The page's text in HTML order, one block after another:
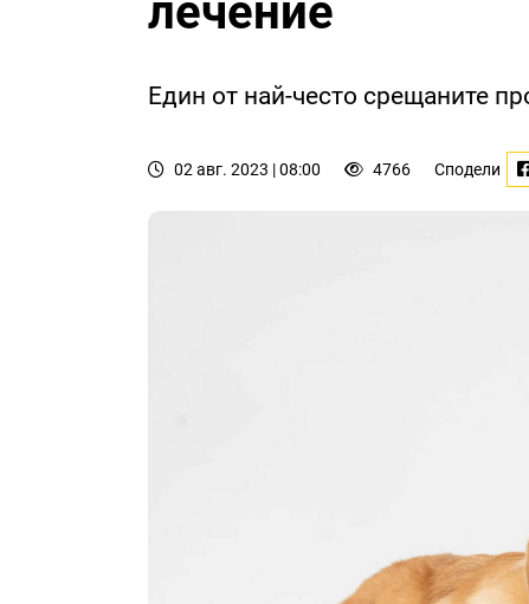
лечение
Един от най-често срещаните
02 авг. 2023 | 08:00 4766 Сподели